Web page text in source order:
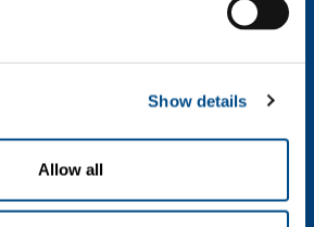
Show details
Allow all